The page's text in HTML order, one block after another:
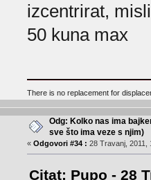
izcentrirat,
50 kuna max
There is no replacement for
Odg: Kolko nas ima
sve što ima veze s njim)
« Odgovori #34 : 28 Travanj, 2011,
Citat: Pupo - 28